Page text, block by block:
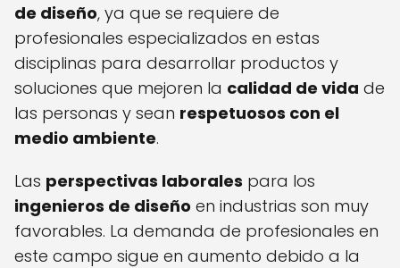
de diseño, ya que se requiere de
profesionales especializados en estas
disciplinas para desarrollar productos y
soluciones que mejoren la calidad de vida de
las personas y sean respetuosos con el
medio ambiente.
Las perspectivas laborales para los
ingenieros de diseño en industrias son muy
favorables. La demanda de profesionales en
este campo sigue en aumento debido a la